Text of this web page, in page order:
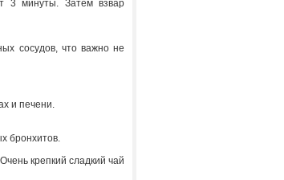
3 минуты. Затем взвар
сосудов, что важно не
и печени.
бронхитов.
крепкий сладкий чай